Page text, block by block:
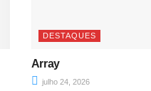
DESTAQUES
Array
julho 24, 2026